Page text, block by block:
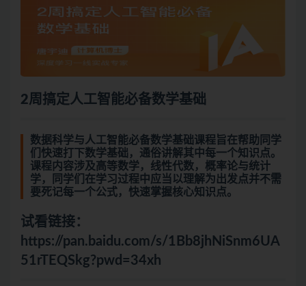
2周搞定人工智能必备数学基础
数据科学与人工智能必备数学基础课程旨在帮助同学
们快速打下数学基础，通俗讲解其中每一个知识点。
课程内容涉及高等数学，线性代数，概率论与统计
学，同学们在学习过程中应当以理解为出发点并不需
要死记每一个公式，快速掌握核心知识点。
试看链接：
https://pan.baidu.com/s/1Bb8jhNiSnm6UA
51rTEQSkg?pwd=34xh